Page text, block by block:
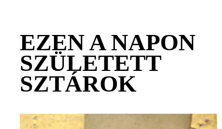
EZEN A NAPON
SZÜLETETT
SZTÁROK